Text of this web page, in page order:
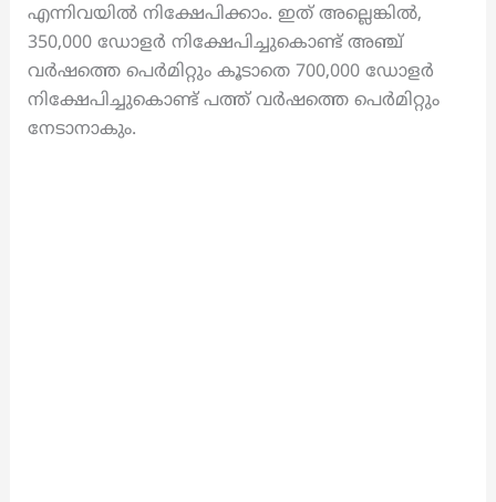
എന്നിവയില്‍ നിക്ഷേപിക്കാം. ഇത് അല്ലെങ്കിൽ,
350,000 ഡോളർ നിക്ഷേപിച്ചുകൊണ്ട് അഞ്ച്
വർഷത്തെ പെർമിറ്റും കൂടാതെ 700,000 ഡോളർ
നിക്ഷേപിച്ചുകൊണ്ട് പത്ത് വർഷത്തെ പെർമിറ്റും
നേടാനാകും.